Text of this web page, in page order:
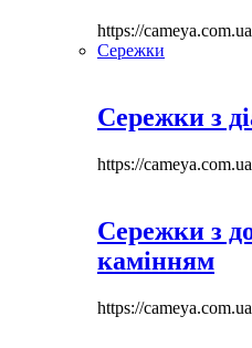
https://
Сережки
Сережки з
https://
Сережки з
камінням
https://